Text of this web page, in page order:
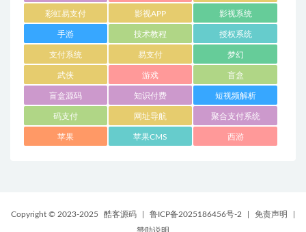
彩虹易支付 影视APP 影视系统
手游 技术教程 授权系统
支付系统 易支付 梦幻
武侠 游戏 盲盒
盲盒源码 知识付费 短视频解析
码支付 网址导航 聚合支付系统
苹果 苹果CMS 西游
Copyright © 2023-2025 酷客源码 鲁ICP备2025186456号-2 免责声明
赞助说明